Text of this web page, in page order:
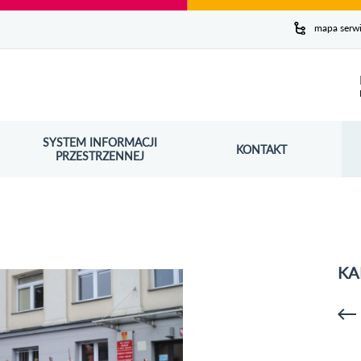
mapa
SYSTEM INFORMACJI
PRZESTRZENNEJ
OTWORZY SIĘ W NOWYM OKNIE KONTAKT